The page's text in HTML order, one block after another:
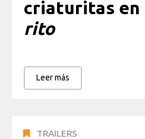
criaturitas en
rito
Leer más
TRAILERS